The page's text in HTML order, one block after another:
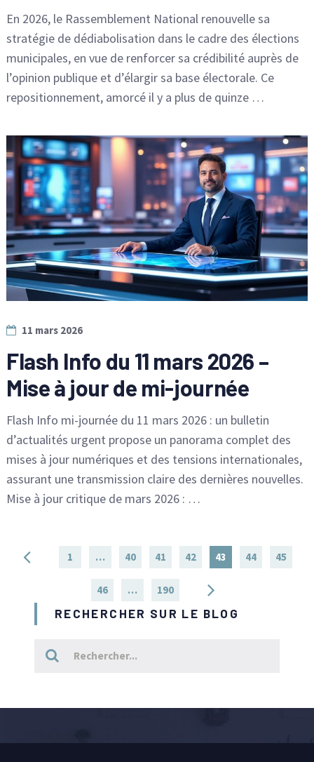
En 2026, le Rassemblement National renouvelle sa
stratégie de dédiabolisation dans le cadre des élections
municipales, en vue de renforcer sa crédibilité auprès de
l’opinion publique et d’élargir sa base électorale. Ce
repositionnement, amorcé il y a plus de quinze …
11 mars 2026
Flash Info du 11 mars 2026 –
Mise à jour de mi-journée
Flash Info mi-journée du 11 mars 2026 : un bulletin
d’actualités urgent propose un panorama complet des
mises à jour numériques et des tensions internationales,
assurant une transmission claire des dernières nouvelles.
Mise à jour critique de mars 2026 : …
Pagination
publications
1 … 40 41 42 43 44 45
46 … 190
RECHERCHER SUR LE BLOG